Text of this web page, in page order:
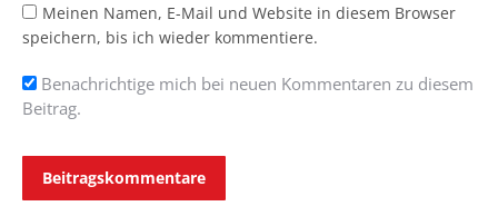
Meinen Namen, E-Mail und Website in diesem Browser
speichern, bis ich wieder kommentiere.
Benachrichtige mich bei neuen Kommentaren zu diesem
Beitrag.
Beitragskommentare